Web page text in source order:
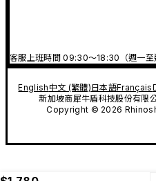
客服上班時間 09:30～18:30（週一至
English中文 (繁體)日本語Français
新加坡商犀牛盾科技股份有
Copyright © 2026